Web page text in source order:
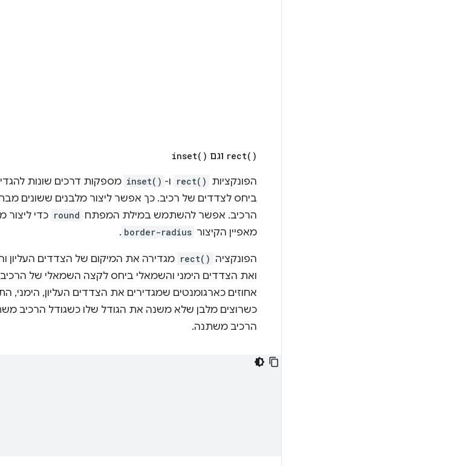
rect( ) וגם inset( )
הפונקציות rect() ו- inset() מספקות דרכים שונות
ביחס לצדדים של רכיב. כך אפשר ליצור מלבנים ששונים
הרכיב. אפשר להשתמש במילת המפתח round כדי ליצור
מאפיין הקיצור border-radius
.
הפונקציה rect() מגדירה את המיקום של הצדדים העליון
ואת הצדדים הימני והשמאלי ביחס לקצה השמאלי של
אחוזים כארגומנטים שמגדירים את הצדדים העליון, הימני,
כשרוצים מלבן שלא משנה את הגודל שלו כשגודל הרכיב
הרכיב משתנה.